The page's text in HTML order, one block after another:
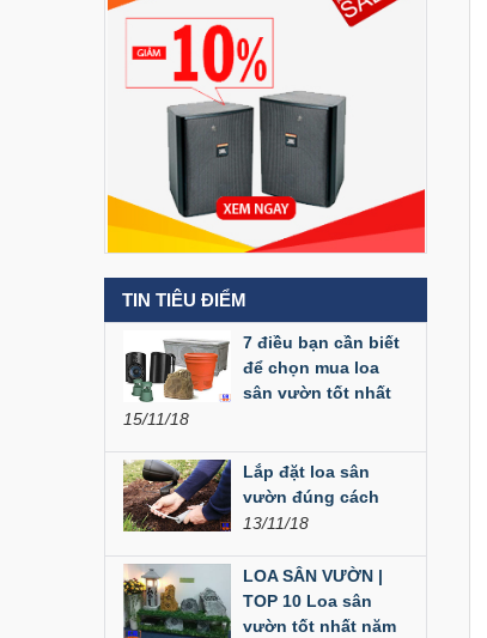
Liên hệ
Loa Party House MF15
Liên hệ
Loa Party House MF12
Liên hệ
Liên hệ
Liên hệ
Liên hệ
TIN TIÊU ĐIỂM
7 điều bạn cần biết
để chọn mua loa
sân vườn tốt nhất
15/11/18
Lắp đặt loa sân
vườn đúng cách
13/11/18
LOA SÂN VƯỜN |
TOP 10 Loa sân
vườn tốt nhất năm